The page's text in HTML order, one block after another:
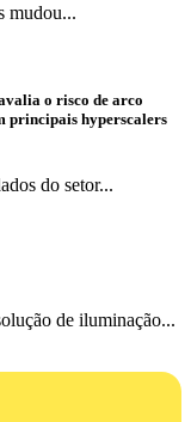
mudou...
o risco de arco
principais hyperscalers
do setor...
de iluminação...